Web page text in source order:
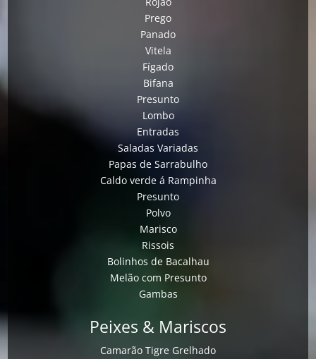
Prego
Panado
Vitela
Fígado
Bifana
Presunto
Lombo
Entradas
Saladas Variadas
Papas de Sarrabulho
Caldo verde á Rampinha
Presunto
Polvo
Marisco
Rissois
Bolinhos de Bacalhau
Melão com Presunto
Gambas
Peixes & Mariscos
Camarão Tigre Grelhado